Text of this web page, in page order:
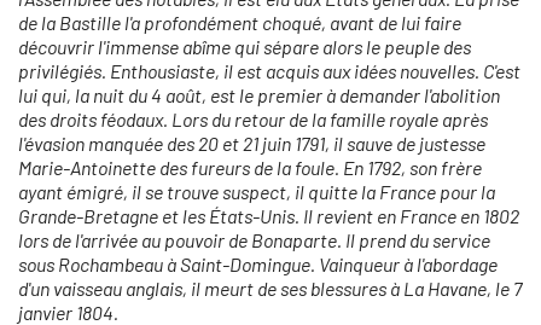
de la Bastille l'a profondément choqué, avant de lui faire
découvrir l'immense abîme qui sépare alors le peuple des
privilégiés. Enthousiaste, il est acquis aux idées nouvelles. C'est
lui qui, la nuit du 4 août, est le premier à demander l'abolition
des droits féodaux. Lors du retour de la famille royale après
l'évasion manquée des 20 et 21 juin 1791, il sauve de justesse
Marie-Antoinette des fureurs de la foule. En 1792, son frère
ayant émigré, il se trouve suspect, il quitte la France pour la
Grande-Bretagne et les États-Unis. Il revient en France en 1802
lors de l'arrivée au pouvoir de Bonaparte. Il prend du service
sous Rochambeau à Saint-Domingue. Vainqueur à l'abordage
d'un vaisseau anglais, il meurt de ses blessures à La Havane, le 7
janvier 1804.